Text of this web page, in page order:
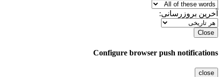
آخرین بروزرسانی:
Close
Configure browser push notifications
close